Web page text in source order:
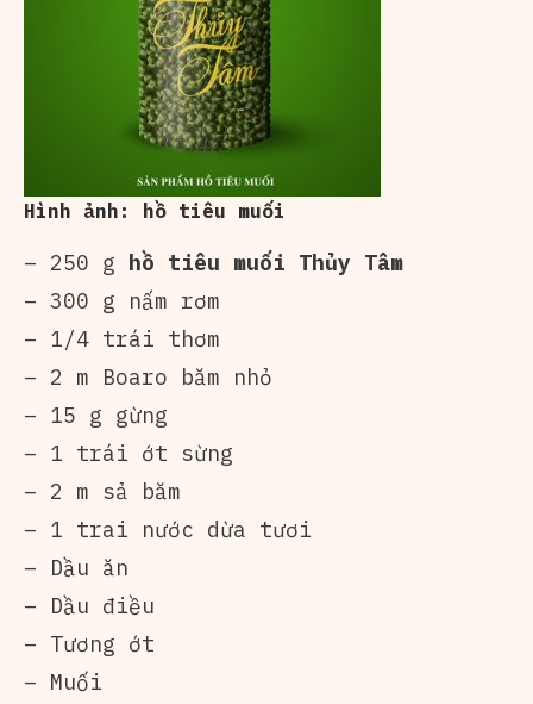
Hình ảnh: hồ tiêu muối
– 250 g hồ tiêu muối Thủy Tâm
– 300 g nấm rơm
– 1/4 trái thơm
– 2 m Boaro băm nhỏ
– 15 g gừng
– 1 trái ớt sừng
– 2 m sả băm
– 1 trai nước dừa tươi
– Dầu ăn
– Dầu điều
– Tương ớt
– Muối